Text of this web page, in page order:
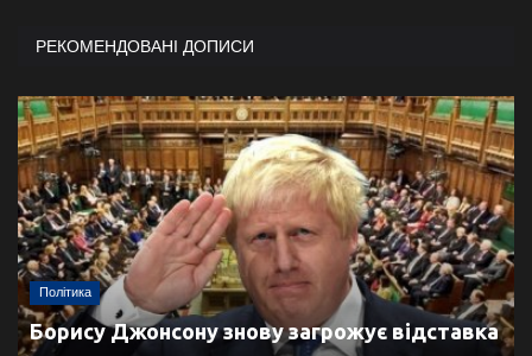
РЕКОМЕНДОВАНІ ДОПИСИ
Політика
Борису Джонсону знову загрожує відставка